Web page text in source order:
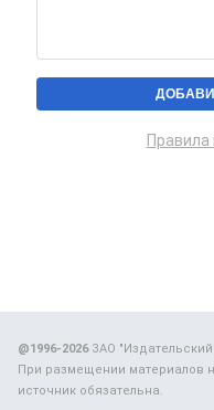
@1996-2026ЗАО
При размещении материалов
источник обязательна.